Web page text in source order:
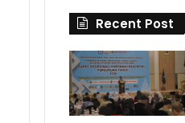
Recent Post